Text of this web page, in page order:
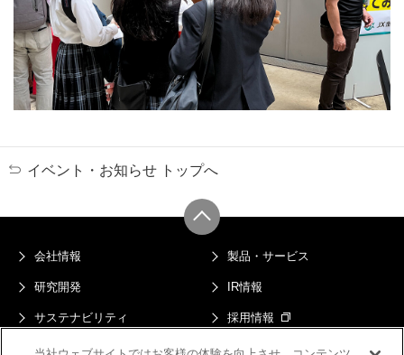
イベント・お知らせ トップへ
会社情報 製品・サービス
研究開発 IR情報
サステナビリティ 採用情報
ニュース